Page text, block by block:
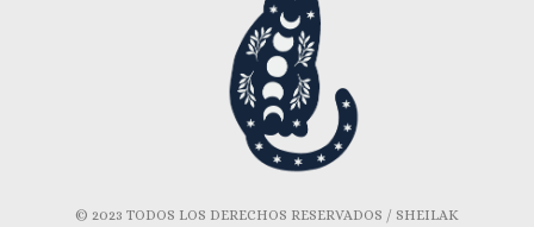
© 2023 TODOS LOS DERECHOS RESERVADOS / SHEILAK